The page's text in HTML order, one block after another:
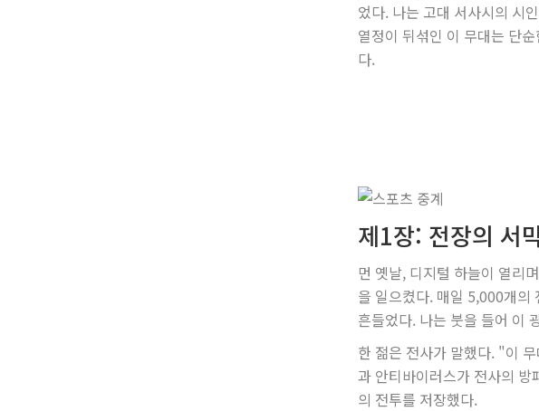
었다. 나는 고대 서사시의 시
열정이 뒤섞인 이 무대는 단
다.
제1장: 전장의 서
먼 옛날, 디지털 하늘이 열리
을 일으켰다. 매일 5,000개의
흔들었다. 나는 붓을 들어 이
한 젊은 전사가 말했다. "이
과 안티바이러스가 전사의
의 전투를 저장했다.